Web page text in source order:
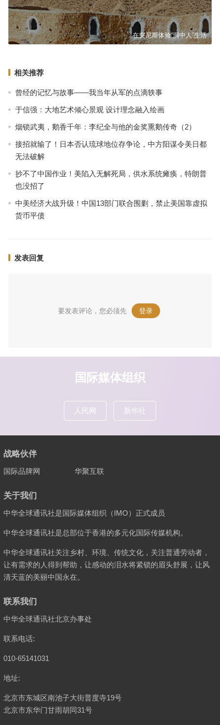
在突尼斯体验“洞中人”生活
相关推荐
曾经的记忆与故事——我当年从军的点滴轶事
于信强：大地艺术倾心景观 设计理念融入绘画
烟锁武夷，鹅香千年：李纪全与他的金奖熏鹅传奇（2）
接招就输了！日本否认琉球地位存争论，中方阳谋令美日都
无法破解
抄不了中国作业！美陷入无解死局，供水系统瘫痪，特朗普
也没招了
中美经济大战升级！中国13部门联合围剿，禁止美国靠虚拟
货币平债
发表回复
要发表评论，您必须先 登录 。
国际媒体组织
人民网 新华社
战略伙伴
国际品牌网 华聚互联
关于我们
中华全球通讯社是国际媒体组织（IMO）正式成员
中华全球通讯社是总部位于香港的多元化国际传媒机构。
中华全球通讯社关注乡村、环境、传统文化，关注普通劳动者，
让有需求的人得到帮助，让感动的泪水将紧锁的眉头舒展，让风
清天蓝的美丽中国永在。
联系我们
中华全球通讯社北京办事处
联系电话:
010-65141031
地址:
北京市东城区南池子大街普度寺19号
北京市东华门甘雨胡同31号